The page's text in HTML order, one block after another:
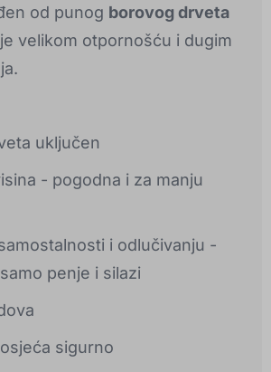
od punog borovog drveta
velikom otpornošću i dugim
uključen
- pogodna i za manju
i odlučivanju -
penje i silazi
sigurno